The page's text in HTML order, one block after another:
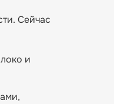
Сейчас
и